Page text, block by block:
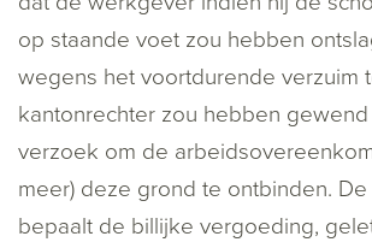
op staande voet zou hebben
wegens het voortdurende verzuim
kantonrechter zou hebben
verzoek om de
meer) deze grond te ontbinden.
bepaalt de billijke vergoeding,